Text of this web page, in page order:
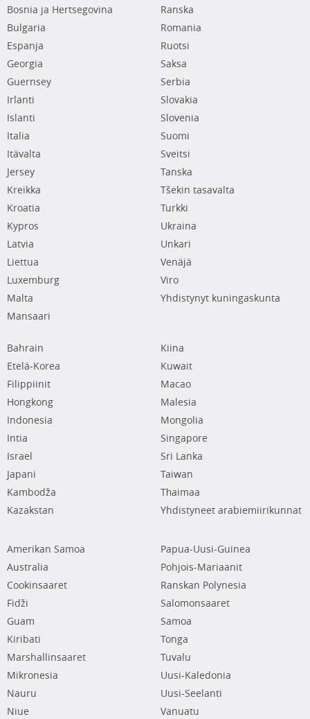
Bosnia ja Hertsegovina
Bulgaria
Espanja
Georgia
Guernsey
Irlanti
Islanti
Italia
Itävalta
Jersey
Kreikka
Kroatia
Kypros
Latvia
Liettua
Luxemburg
Malta
Mansaari
Ranska
Romania
Ruotsi
Saksa
Serbia
Slovakia
Slovenia
Suomi
Sveitsi
Tanska
Tšekin tasavalta
Turkki
Ukraina
Unkari
Venäjä
Viro
Yhdistynyt kuningaskunta
Bahrain
Etelä-Korea
Filippiinit
Hongkong
Indonesia
Intia
Israel
Japani
Kambodža
Kazakstan
Kiina
Kuwait
Macao
Malesia
Mongolia
Singapore
Sri Lanka
Taiwan
Thaimaa
Yhdistyneet arabiemiirikunnat
Amerikan Samoa
Australia
Cookinsaaret
Fidži
Guam
Kiribati
Marshallinsaaret
Mikronesia
Nauru
Niue
Papua-Uusi-Guinea
Pohjois-Mariaanit
Ranskan Polynesia
Salomonsaaret
Samoa
Tonga
Tuvalu
Uusi-Kaledonia
Uusi-Seelanti
Vanuatu